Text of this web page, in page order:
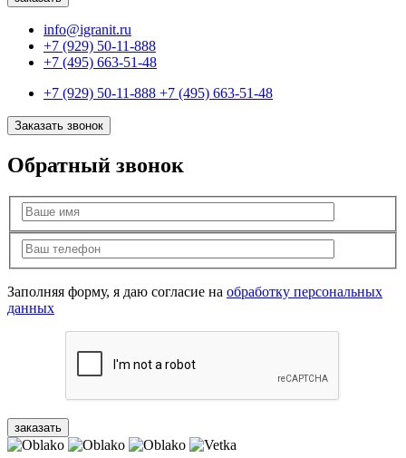
info@igranit.ru
+7 (929) 50-11-888
+7 (495) 663-51-48
+7 (929) 50-11-888 +7 (495) 663-51-48
Заказать звонок
Обратный звонок
Заполняя форму, я даю согласие на обработку персональных
данных